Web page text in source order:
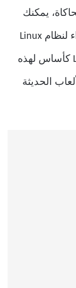
يمكنك
العثور على برامج محاكاة عالية الأداء لنظام Linux
لمحاكاة كل نظام تقريبًا. بدون Linux كأساس لهذه
الحديثة